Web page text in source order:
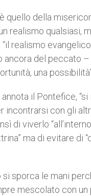
quello della
realismo qualsiasi,
realismo
del peccato
una
il Pontefice,
incontrarsi con gli
di viverlo
ma di evitare
sporca le mani
mescolato con un